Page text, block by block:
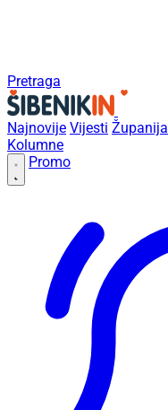
Pretraga
Najnovije Vijesti Županija
Kolumne
Promo